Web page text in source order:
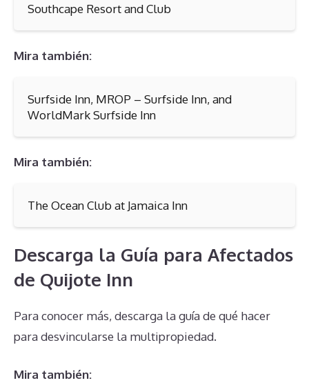
Southcape Resort and Club
Mira también:
Surfside Inn, MROP – Surfside Inn, and
WorldMark Surfside Inn
Mira también:
The Ocean Club at Jamaica Inn
Descarga la Guía para Afectados
de Quijote Inn
Para conocer más, descarga la guía de qué hacer
para desvincularse la multipropiedad.
Mira también: